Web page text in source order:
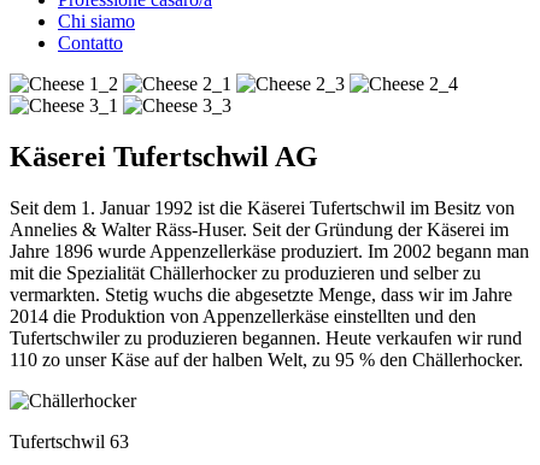
Chi siamo
Contatto
Käserei Tufertschwil AG
Seit dem 1. Januar 1992 ist die Käserei Tufertschwil im Besitz von
Annelies & Walter Räss-Huser. Seit der Gründung der Käserei im
Jahre 1896 wurde Appenzellerkäse produziert. Im 2002 begann man
mit die Spezialität Chällerhocker zu produzieren und selber zu
vermarkten. Stetig wuchs die abgesetzte Menge, dass wir im Jahre
2014 die Produktion von Appenzellerkäse einstellten und den
Tufertschwiler zu produzieren begannen. Heute verkaufen wir rund
110 zo unser Käse auf der halben Welt, zu 95 % den Chällerhocker.
Tufertschwil 63